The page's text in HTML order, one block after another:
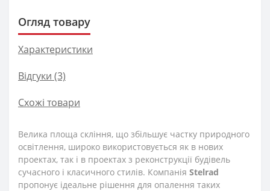
Огляд товару
Характеристики
Відгуки (3)
Схожі товари
Велика площа скління, що збільшує частку природного
освітлення, широко використовується як в нових
проектах, так і в проектах з реконструкції будівель
сучасного і класичного стилів. Компанія Stelrad
пропонує ідеальне рішення для опалення таких